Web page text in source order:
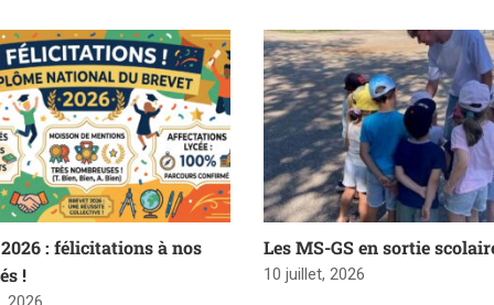
: félicitations à nos
!
Les MS-GS en sortie
10 juillet, 2026